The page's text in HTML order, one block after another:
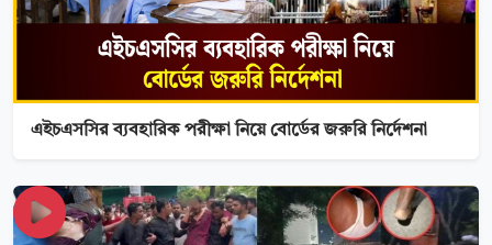
এইচএসসির ব্যবহারিক পরীক্ষা নিয়ে বোর্ডের জরুরি নির্দেশনা